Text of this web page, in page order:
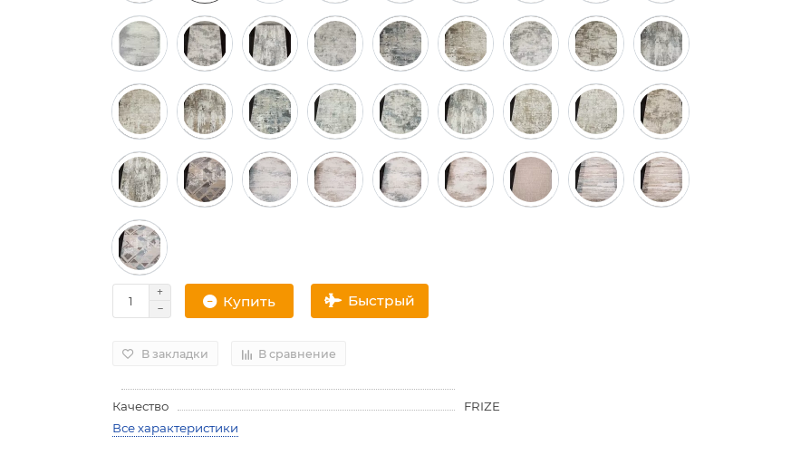
Купить Быстрый
В закладки В сравнение
Качество
FRIZE
Все характеристики